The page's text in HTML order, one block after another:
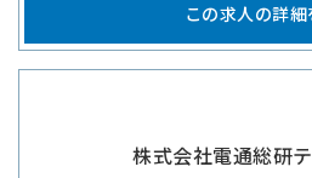
この求人の詳細
株式会社電通総研